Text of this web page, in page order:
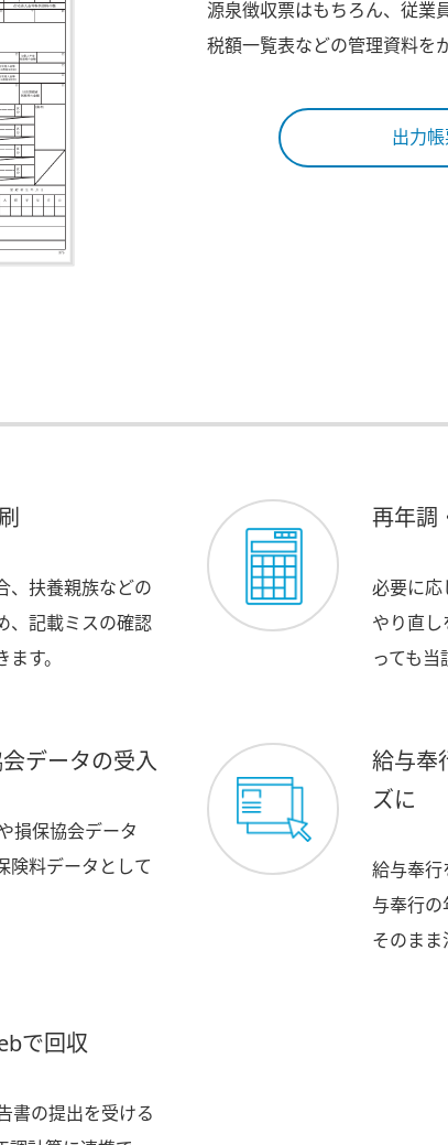
源泉徴収票はもちろん、従業
税額一覧表などの管理資料を
出力
、扶養親族などの
、記載ミスの確認
す。
再年調
必要に応
やり直し
っても当
データの受入
損保協会データ
険料データとして
給与奉
ズに
給与奉行
与奉行の
そのまま
で回収
書の提出を受ける